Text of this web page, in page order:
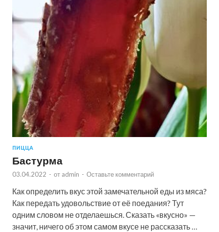
ПИЦЦА
Бастурма
03.04.2022 - от admin - Оставьте комментарий
Как определить вкус этой замечательной еды из мяса?
Как передать удовольствие от её поедания? Тут
одним словом не отделаешься. Сказать «вкусно» —
значит, ничего об этом самом вкусе не рассказать …